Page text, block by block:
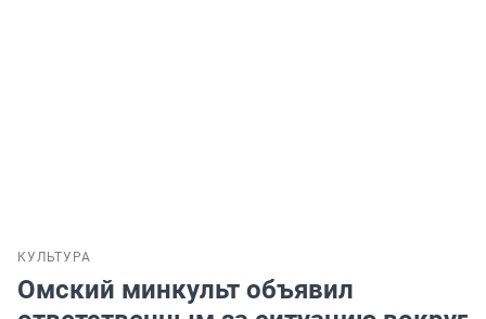
КУЛЬТУРА
Омский минкульт объявил